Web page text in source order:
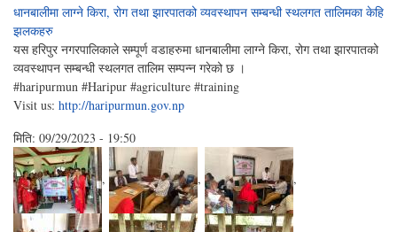
धानबालीमा लाग्ने किरा, रोग तथा झारपातको व्यवस्थापन सम्बन्धी स्थलगत तालिमका केहि
झलकहरु
यस हरिपुर नगरपालिकाले सम्पूर्ण वडाहरुमा धानबालीमा लाग्ने किरा, रोग तथा झारपातको
व्यवस्थापन सम्बन्धी स्थलगत तालिम सम्पन्न गरेको छ ।
#haripurmun #Haripur #agriculture #training
Visit us: http://haripurmun.gov.np
मिति: 09/29/2023 - 19:50
, , ,